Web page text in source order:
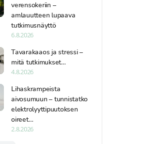
verensokeriin –
amlauutteen lupaava
tutkimusnäyttö
6.8.2026
Tavarakaaos ja stressi –
mitä tutkimukset…
4.8.2026
Lihaskrampeista
aivosumuun – tunnistatko
elektrolyyttipuutoksen
oireet…
2.8.2026